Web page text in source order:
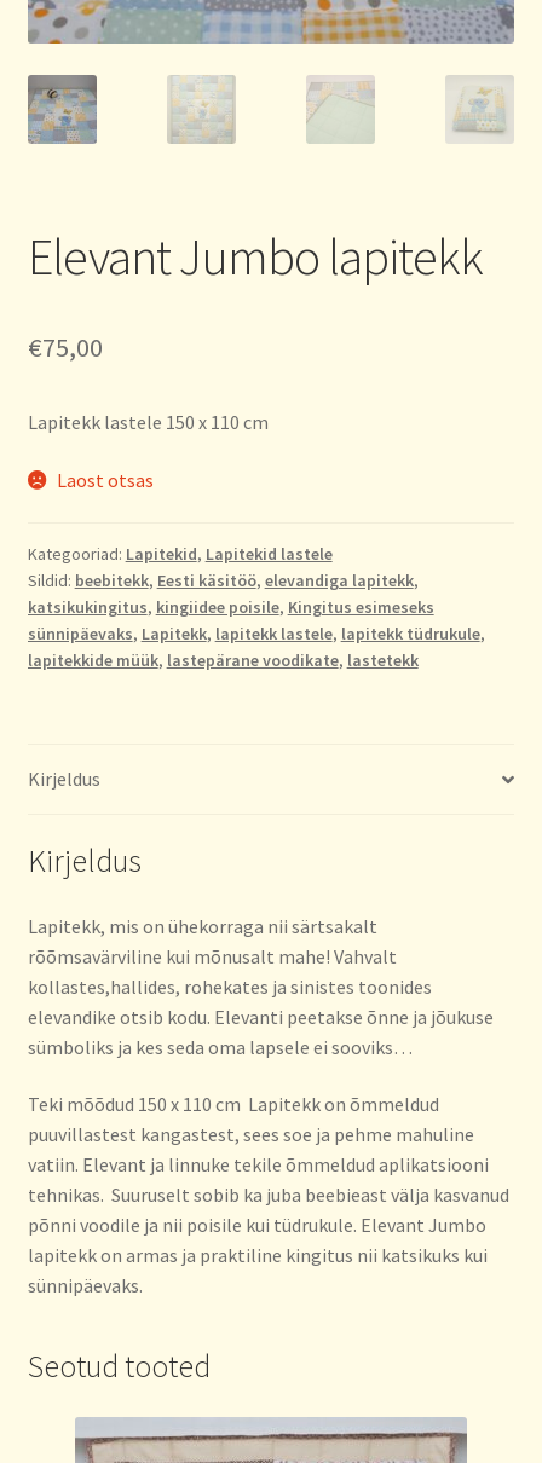
Elevant Jumbo lapitekk
€75,00
Lapitekk lastele 150 x 110 cm
Laost otsas
Kategooriad: Lapitekid, Lapitekid lastele
Sildid: beebitekk, Eesti käsitöö, elevandiga lapitekk,
katsikukingitus, kingiidee poisile, Kingitus esimeseks
sünnipäevaks, Lapitekk, lapitekk lastele, lapitekk tüdrukule,
lapitekkide müük, lastepärane voodikate, lastetekk
Kirjeldus
Kirjeldus
Lapitekk, mis on ühekorraga nii särtsakalt
rõõmsavärviline kui mõnusalt mahe! Vahvalt
kollastes,hallides, rohekates ja sinistes toonides
elevandike otsib kodu. Elevanti peetakse õnne ja jõukuse
sümboliks ja kes seda oma lapsele ei sooviks…
Teki mõõdud 150 x 110 cm Lapitekk on õmmeldud
puuvillastest kangastest, sees soe ja pehme mahuline
vatiin. Elevant ja linnuke tekile õmmeldud aplikatsiooni
tehnikas. Suuruselt sobib ka juba beebieast välja kasvanud
põnni voodile ja nii poisile kui tüdrukule. Elevant Jumbo
lapitekk on armas ja praktiline kingitus nii katsikuks kui
sünnipäevaks.
Seotud tooted